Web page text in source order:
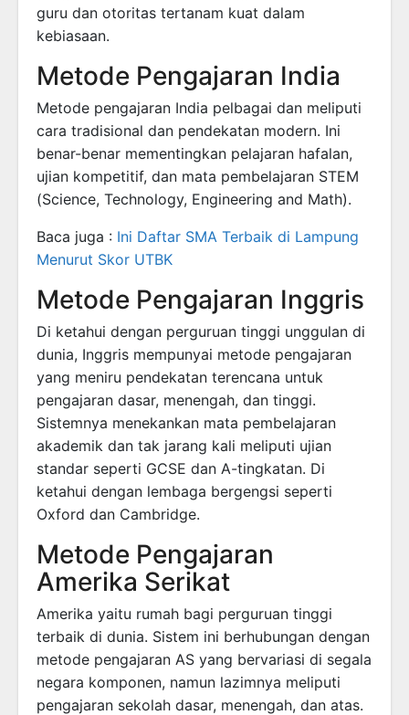
guru dan otoritas tertanam kuat dalam
kebiasaan.
Metode Pengajaran India
Metode pengajaran India pelbagai dan meliputi
cara tradisional dan pendekatan modern. Ini
benar-benar mementingkan pelajaran hafalan,
ujian kompetitif, dan mata pembelajaran STEM
(Science, Technology, Engineering and Math).
Baca juga : Ini Daftar SMA Terbaik di Lampung
Menurut Skor UTBK
Metode Pengajaran Inggris
Di ketahui dengan perguruan tinggi unggulan di
dunia, Inggris mempunyai metode pengajaran
yang meniru pendekatan terencana untuk
pengajaran dasar, menengah, dan tinggi.
Sistemnya menekankan mata pembelajaran
akademik dan tak jarang kali meliputi ujian
standar seperti GCSE dan A-tingkatan. Di
ketahui dengan lembaga bergengsi seperti
Oxford dan Cambridge.
Metode Pengajaran
Amerika Serikat
Amerika yaitu rumah bagi perguruan tinggi
terbaik di dunia. Sistem ini berhubungan dengan
metode pengajaran AS yang bervariasi di segala
negara komponen, namun lazimnya meliputi
pengajaran sekolah dasar, menengah, dan atas.